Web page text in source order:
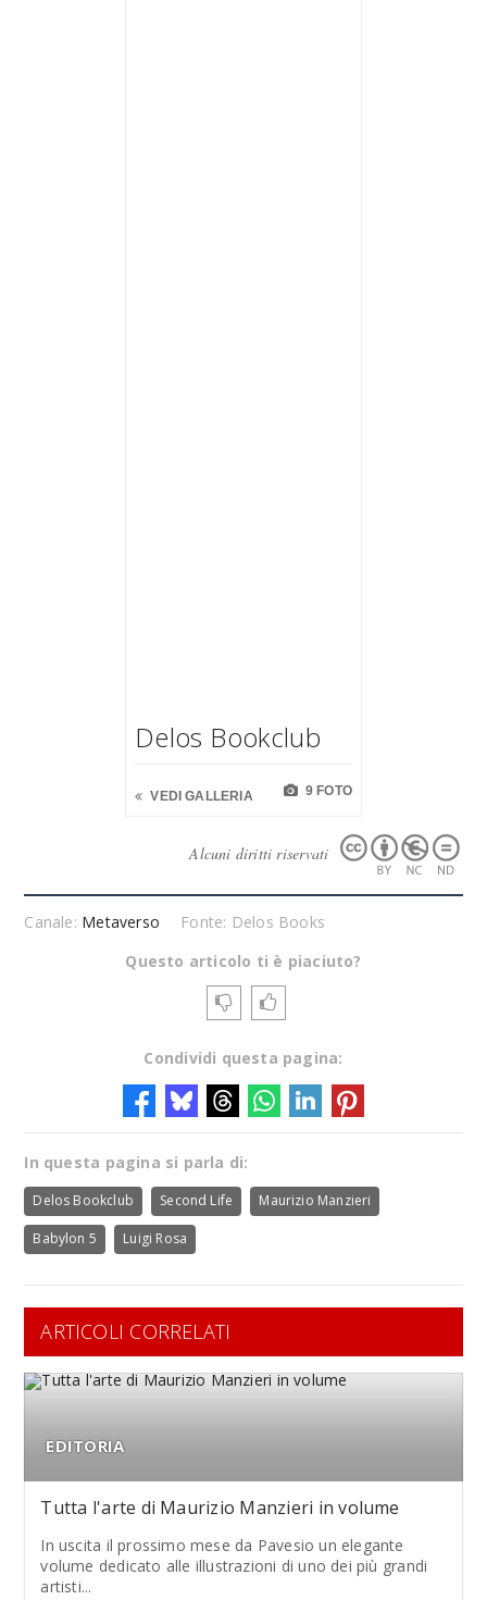
Delos Bookclub
VEDI GALLERIA 9 FOTO
Alcuni diritti riservati
Canale: Metaverso
Fonte: Delos Books
Questo articolo ti è piaciuto?
Condividi questa pagina:
In questa pagina si parla di:
Delos Bookclub Second Life Maurizio Manzieri
Babylon 5 Luigi Rosa
ARTICOLI CORRELATI
EDITORIA
Tutta l'arte di Maurizio Manzieri in volume
In uscita il prossimo mese da Pavesio un elegante
volume dedicato alle illustrazioni di uno dei più grandi
artisti...